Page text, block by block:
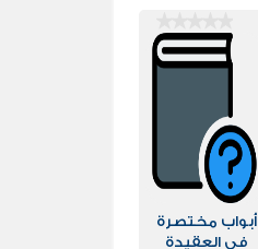
أبواب مختصرة
في العقيدة